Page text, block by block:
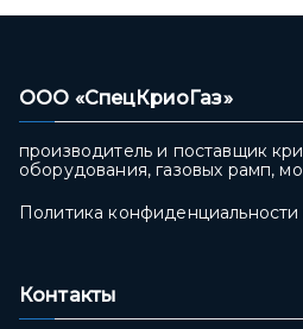
ООО «СпецКриоГаз»
производитель и поставщик
оборудования, газовых рамп,
Политика
Контакты